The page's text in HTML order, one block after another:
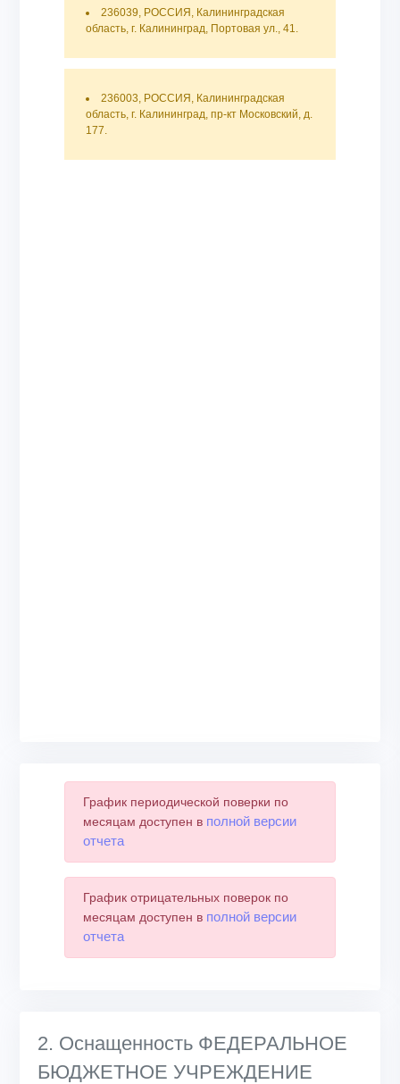
236039, РОССИЯ, Калининградская
область, г. Калининград, Портовая ул., 41.
236003, РОССИЯ, Калининградская
область, г. Калининград, пр-кт Московский, д.
177.
График периодической поверки по
месяцам доступен в полной версии
отчета
График отрицательных поверок по
месяцам доступен в полной версии
отчета
2. Оснащенность ФЕДЕРАЛЬНОЕ
БЮДЖЕТНОЕ УЧРЕЖДЕНИЕ